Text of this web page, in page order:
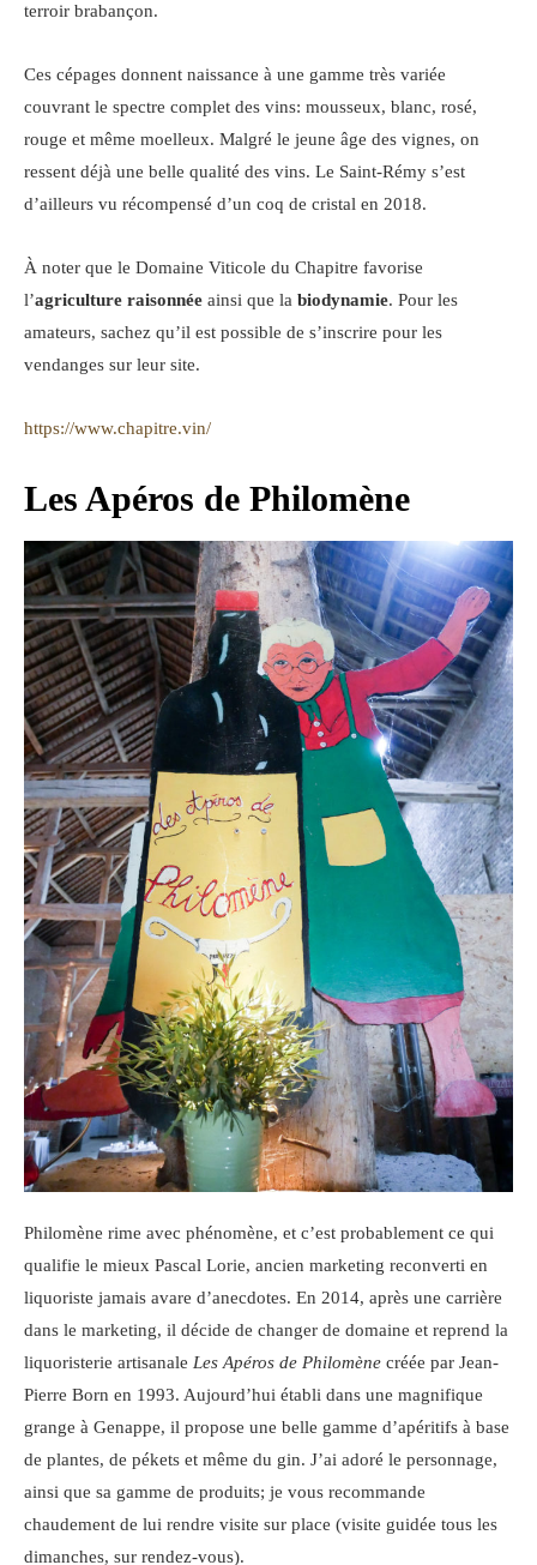
terroir brabançon.
Ces cépages donnent naissance à une gamme très variée
couvrant le spectre complet des vins: mousseux, blanc, rosé,
rouge et même moelleux. Malgré le jeune âge des vignes, on
ressent déjà une belle qualité des vins. Le Saint-Rémy s’est
d’ailleurs vu récompensé d’un coq de cristal en 2018.
À noter que le Domaine Viticole du Chapitre favorise
l’agriculture raisonnée ainsi que la biodynamie. Pour les
amateurs, sachez qu’il est possible de s’inscrire pour les
vendanges sur leur site.
https://www.chapitre.vin/
Les Apéros de Philomène
Philomène rime avec phénomène, et c’est probablement ce qui
qualifie le mieux Pascal Lorie, ancien marketing reconverti en
liquoriste jamais avare d’anecdotes. En 2014, après une carrière
dans le marketing, il décide de changer de domaine et reprend la
liquoristerie artisanale Les Apéros de Philomène créée par Jean-
Pierre Born en 1993. Aujourd’hui établi dans une magnifique
grange à Genappe, il propose une belle gamme d’apéritifs à base
de plantes, de pékets et même du gin. J’ai adoré le personnage,
ainsi que sa gamme de produits; je vous recommande
chaudement de lui rendre visite sur place (visite guidée tous les
dimanches, sur rendez-vous).